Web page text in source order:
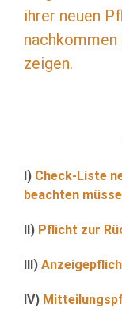
ihrer neuen
zeigen.
I) Check-Liste
beachten
II) Pflicht zur
III)
IV)